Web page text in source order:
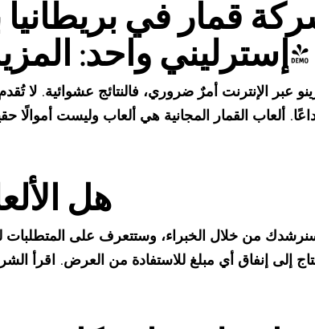
قمار في بريطانيا
إسترليني واحد: المزيد من النقاط الرئيسية!
عبر الإنترنت أمرٌ ضروري، فالنتائج عشوائية. لا
ألعاب القمار المجانية هي ألعاب وليست أموالًا
هل
من خلال الخبراء، وستتعرف على المتطلبات
إلى إنفاق أي مبلغ للاستفادة من العرض. اقرأ